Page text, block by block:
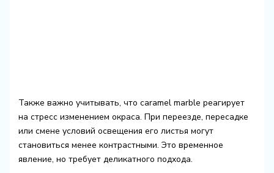
Также важно учитывать, что caramel marble реагирует
на стресс изменением окраса. При переезде, пересадке
или смене условий освещения его листья могут
становиться менее контрастными. Это временное
явление, но требует деликатного подхода.